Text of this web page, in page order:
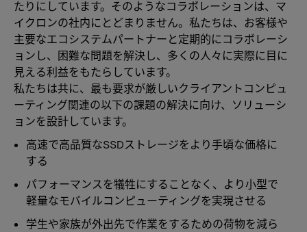
たりにしています。そのようなコラボレーションは、マ
イクロンの社内にとどまりません。私たちは、お客様や
主要なエコシステムパートナーと定期的にコラボレーシ
ョンし、困難な問題を解決し、多くの人々に実際に目に
見える利益をもたらしています。
私たちは共に、最も要求が厳しいクライアントコンピュ
ーティング関連の以下の課題の解決に向け、ソリューシ
ョンを設計しています。
高速で高品質なSSDストレージをより手頃な価格に
する
パフォーマンスを犠牲にすることなく、より小型で
軽量なモバイルコンピューティングを実現させる
学生や家族が外出先で作業をするための荷物を減ら